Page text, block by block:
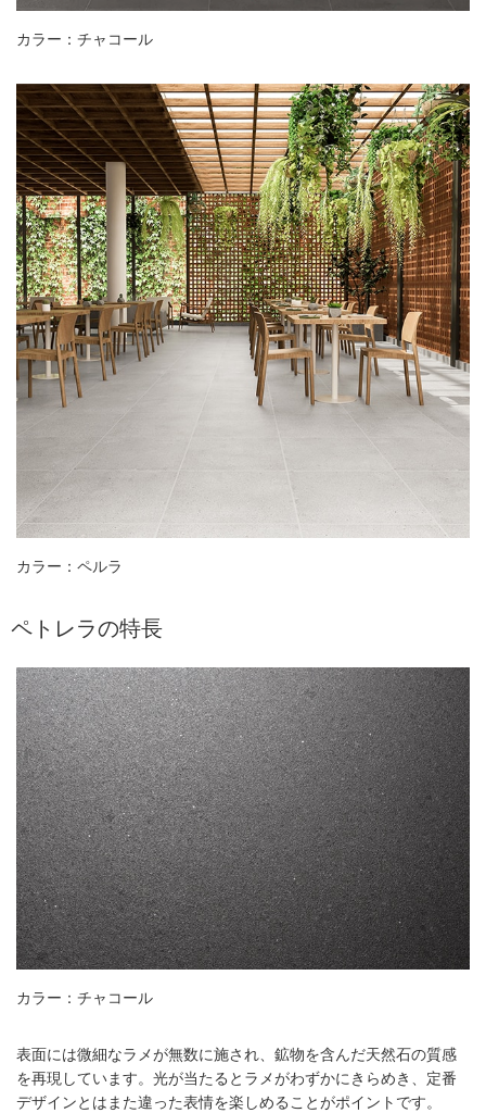
カラー：チャコール
カラー：ペルラ
ペトレラの特長
カラー：チャコール
表面には微細なラメが無数に施され、鉱物を含んだ天然石の質感
を再現しています。光が当たるとラメがわずかにきらめき、定番
デザインとはまた違った表情を楽しめることがポイントです。